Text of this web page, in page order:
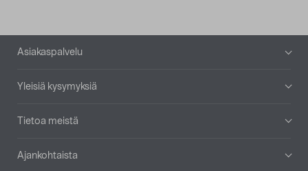
Alatunniste
Asiakaspalvelu
Yleisiä kysymyksiä
Tietoa meistä
Ajankohtaista